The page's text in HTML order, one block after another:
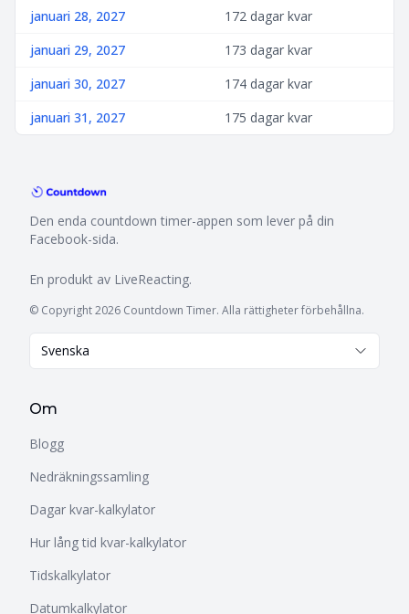
januari 28, 2027
172 dagar kvar
januari 29, 2027
173 dagar kvar
januari 30, 2027
174 dagar kvar
januari 31, 2027
175 dagar kvar
Den enda countdown timer-appen som lever på din
Facebook-sida.
En produkt av LiveReacting.
© Copyright 2026 Countdown Timer. Alla rättigheter förbehållna.
Svenska
Om
Blogg
Nedräkningssamling
Dagar kvar-kalkylator
Hur lång tid kvar-kalkylator
Tidskalkylator
Datumkalkylator